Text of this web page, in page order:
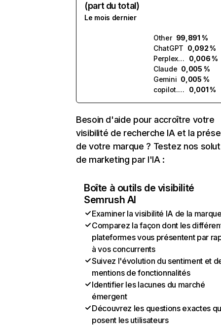
(part du total)
Le mois dernier
Other 99,891 %
ChatGPT 0,092 %
Perplexity
0,006 %
Claude 0,005 %
Gemini 0,005 %
copilot.microsoft.com
0,001 %
Besoin d'aide pour accroître votre
visibilité de recherche IA et la
de votre marque ? Testez nos
de marketing par l'IA :
Boîte à outils de visibilité
Semrush AI
Examiner la visibilité IA de la
Comparez la façon dont les
plateformes vous présentent par
à vos concurrents
Suivez l'évolution du sentiment et
mentions de fonctionnalités
Identifier les lacunes du marché
émergent
Découvrez les questions exactes
posent les utilisateurs